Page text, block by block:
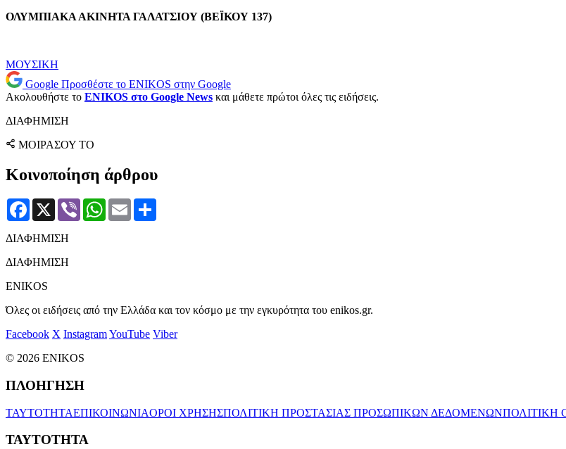
ΟΛΥΜΠΙΑΚΑ ΑΚΙΝΗΤΑ ΓΑΛΑΤΣΙΟΥ (ΒΕΪΚΟΥ 137)
ΜΟΥΣΙΚΗ
Google Προσθέστε το ENIKOS στην Google
Ακολουθήστε το ENIKOS στο Google News και μάθετε πρώτοι όλες τις ειδήσεις.
ΔΙΑΦΗΜΙΣΗ
ΜΟΙΡΑΣΟΥ ΤΟ
Κοινοποίηση άρθρου
Facebook
X Viber WhatsApp
Email
ΔΙΑΦΗΜΙΣΗ
ΔΙΑΦΗΜΙΣΗ
ENIKOS
Όλες οι ειδήσεις από την Ελλάδα και τον κόσμο με την εγκυρότητα του enikos.gr.
Facebook X InstagramYouTube Viber
© 2026 ENIKOS
ΠΛΟΗΓΗΣΗ
ΤΑΥΤΟΤΗΤΑΕΠΙΚΟΙΝΩΝΙΑΟΡΟΙ ΧΡΗΣΗΣΠΟΛΙΤΙΚΗ ΠΡΟΣΤΑΣΙΑΣ ΠΡΟΣΩΠΙΚΩΝ ΔΕΔΟΜΕΝΩΝΠΟΛΙΤΙΚΗ
ΤΑΥΤΟΤΗΤΑ